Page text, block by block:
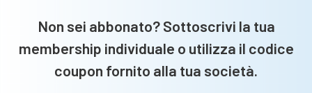
Non sei abbonato? Sottoscrivi la tua
membership individuale o utilizza il codice
coupon fornito alla tua società.